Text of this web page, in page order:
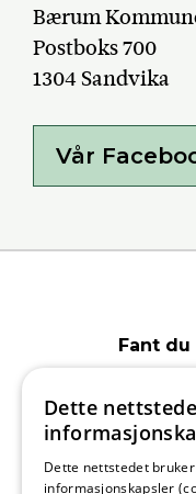
Bærum
Postboks 700
1304 Sandvika
Vår
Fant
Dette
Dette nettstedet bruker
informasjonskapsler